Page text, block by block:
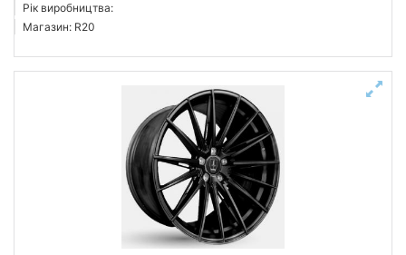
Рік виробництва:
Магазин: R20